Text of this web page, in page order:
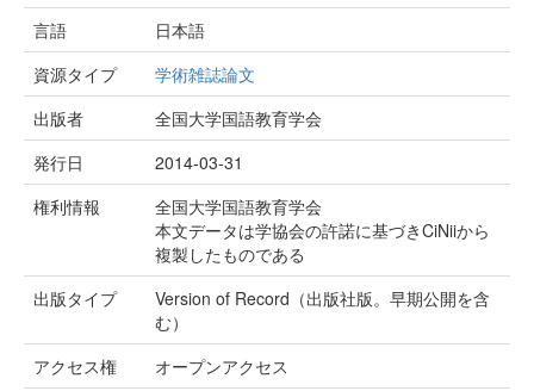
言語
日本語
資源タイプ
学術雑誌論文
出版者
全国大学国語教育学会
発行日
2014-03-31
権利情報
全国大学国語教育学会
本文データは学協会の許諾に基づきCiNiiから
複製したものである
出版タイプ
Version of Record（出版社版。早期公開を含
む）
アクセス権
オープンアクセス